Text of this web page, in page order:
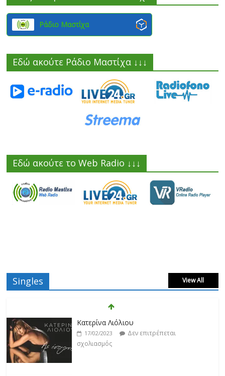
Ράδιο Μαστίχα
Εδώ ακούτε Ράδιο Μαστίχα ↓↓↓
Εδώ ακούτε το Web Radio ↓↓↓
Singles View All
Κατερίνα Λιόλιου
17/02/2023
Δεν επιτρέπεται
σχολιασμός